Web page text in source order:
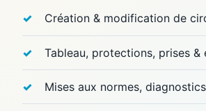
Création & modification de
Tableau, protections, prises &
Mises aux normes, diagnostics